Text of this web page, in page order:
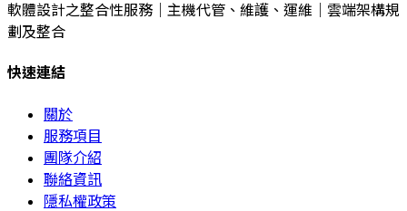
軟體設計之整合性服務｜主機代管、維護、運維｜雲端架構規
劃及整合
快速連結
關於
服務項目
團隊介紹
聯絡資訊
隱私權政策